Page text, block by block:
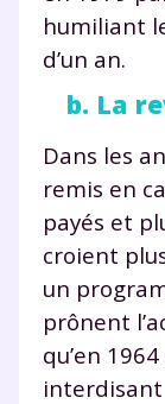
humiliant
d’un an.
b. La
Dans les
remis en
payés et
croient
un
prônent
qu’en